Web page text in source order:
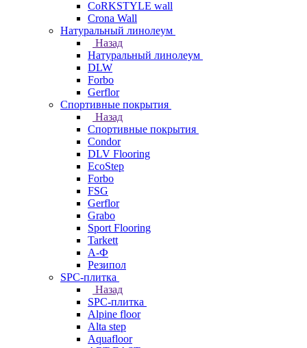
CoRKSTYLE wall
Crona Wall
Натуральный линолеум
Назад
Натуральный линолеум
DLW
Forbo
Gerflor
Спортивные покрытия
Назад
Спортивные покрытия
Condor
DLV Flooring
EcoStep
Forbo
FSG
Gerflor
Grabo
Sport Flooring
Tarkett
А-Ф
Резипол
SPC-плитка
Назад
SPC-плитка
Alpine floor
Alta step
Aquafloor